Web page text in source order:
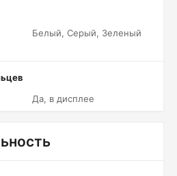
Белый, Серый, Зеленый
Да, в дисплее